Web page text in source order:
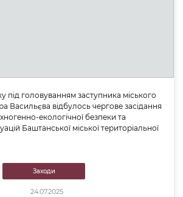
під головуванням заступника міського
Васильєва відбулось чергове засідання
екологічної безпеки та
Баштанської міської територіальної
Заходи
24.07.2025